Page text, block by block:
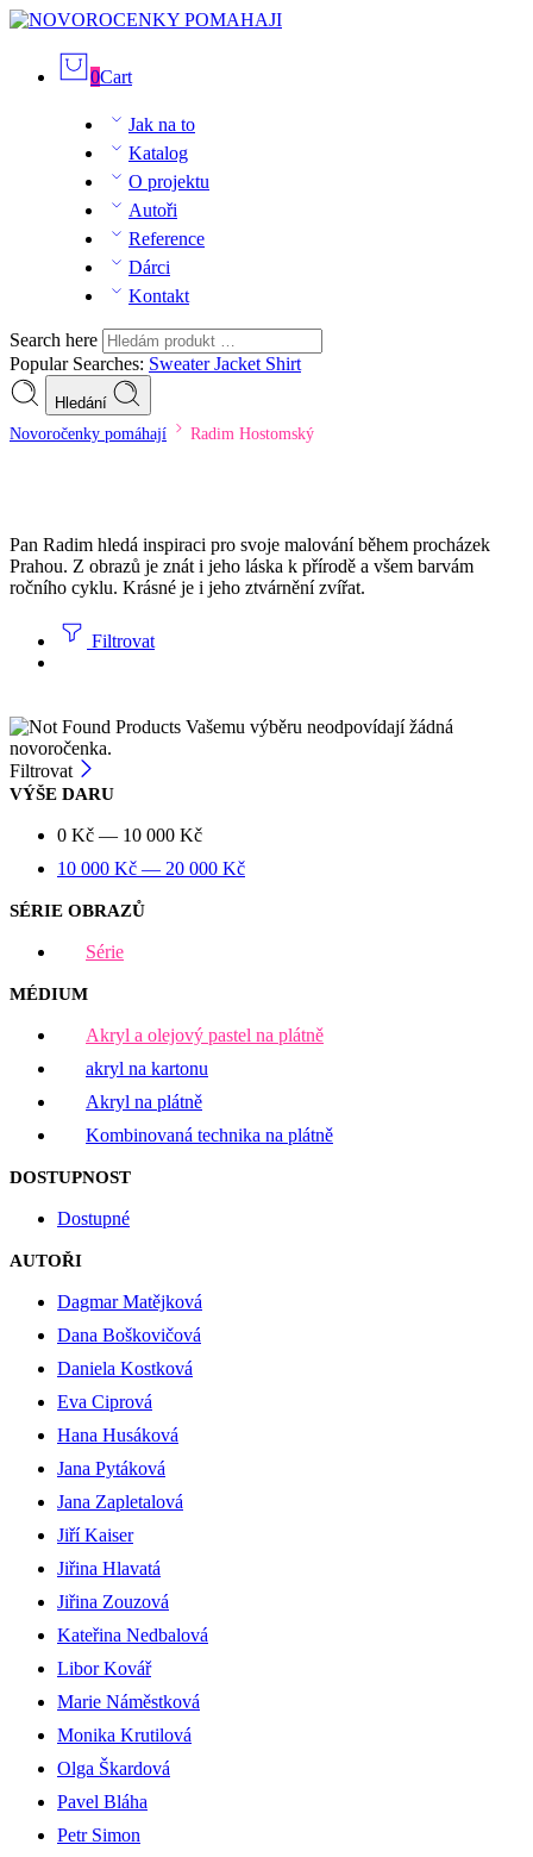
0Cart
Jak na to
Katalog
O projektu
Autoři
Reference
Dárci
Kontakt
Search here
Popular Searches: SweaterJacket Shirt
Hledání
Novoročenky pomáhají Radim Hostomský
Pan Radim hledá inspiraci pro svoje malování během procházek
Prahou. Z obrazů je znát i jeho láska k přírodě a všem barvám
ročního cyklu. Krásné je i jeho ztvárnění zvířat.
Filtrovat
Vašemu výběru neodpovídají žádná
novoročenka.
Filtrovat
VÝŠE DARU
0 Kč — 10 000 Kč
10 000 Kč — 20 000 Kč
SÉRIE OBRAZŮ
Série
MÉDIUM
Akryl a olejový pastel na plátně
akryl na kartonu
Akryl na plátně
Kombinovaná technika na plátně
DOSTUPNOST
Dostupné
AUTOŘI
Dagmar Matějková
Dana Boškovičová
Daniela Kostková
Eva Ciprová
Hana Husáková
Jana Pytáková
Jana Zapletalová
Jiří Kaiser
Jiřina Hlavatá
Jiřina Zouzová
Kateřina Nedbalová
Libor Kovář
Marie Náměstková
Monika Krutilová
Olga Škardová
Pavel Bláha
Petr Simon